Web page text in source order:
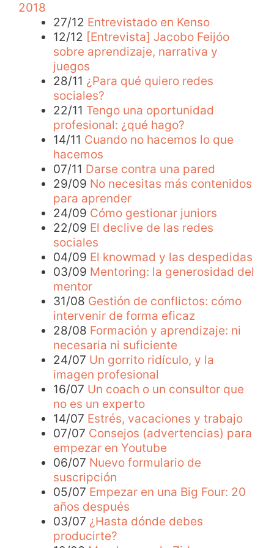
2018
27/12 Entrevistado en Kenso
12/12 [Entrevista] Jacobo Feijóo
sobre aprendizaje, narrativa y
juegos
28/11 ¿Para qué quiero redes
sociales?
22/11 Tengo una oportunidad
profesional: ¿qué hago?
14/11 Cuando no hacemos lo que
hacemos
07/11 Darse contra una pared
29/09 No necesitas más contenidos
para aprender
24/09 Cómo gestionar juniors
22/09 El declive de las redes
sociales
04/09 El knowmad y las despedidas
03/09 Mentoring: la generosidad del
mentor
31/08 Gestión de conflictos: cómo
intervenir de forma eficaz
28/08 Formación y aprendizaje: ni
necesaria ni suficiente
24/07 Un gorrito ridículo, y la
imagen profesional
16/07 Un coach o un consultor que
no es un experto
14/07 Estrés, vacaciones y trabajo
07/07 Consejos (advertencias) para
empezar en Youtube
06/07 Nuevo formulario de
suscripción
05/07 Empezar en una Big Four: 20
años después
03/07 ¿Hasta dónde debes
producirte?